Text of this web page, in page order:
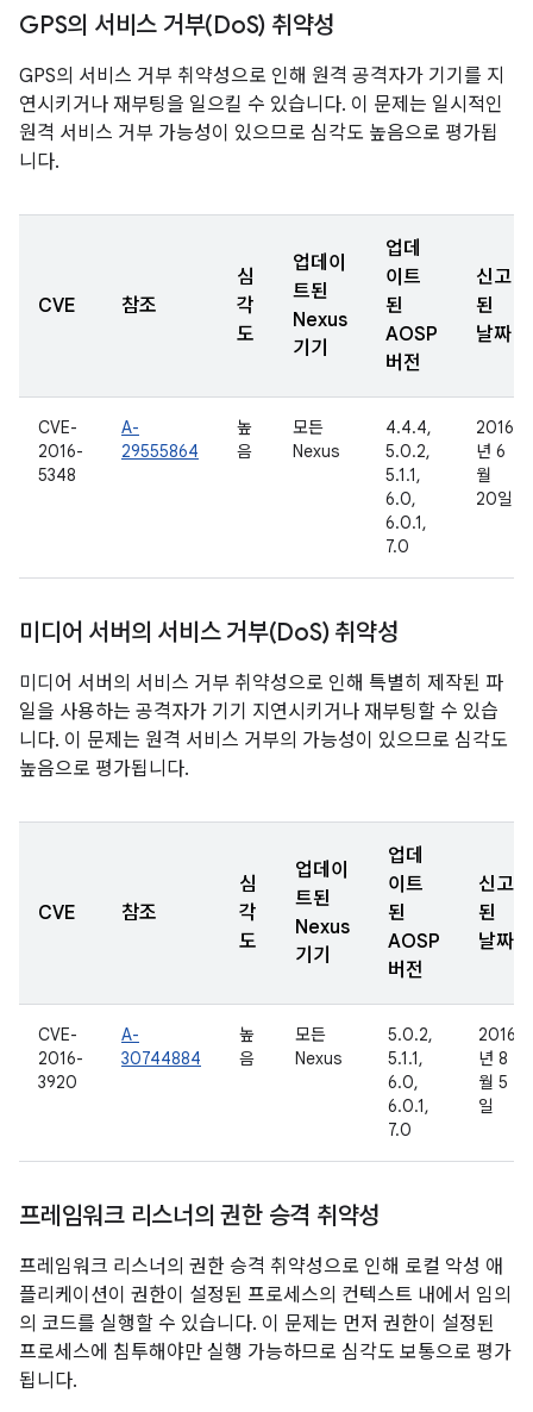
GPS의 서비스 거부(DoS) 취약성
GPS의 서비스 거부 취약성으로 인해 원격 공격자가 기기를 지
연시키거나 재부팅을 일으킬 수 있습니다. 이 문제는 일시적인
원격 서비스 거부 가능성이 있으므로 심각도 높음으로 평가됩
니다.
CVE 참조
심
각
도
업데이
트된
Nexus
기기
업데
이트
된
AOSP
버전
신고
된
날짜
CVE-
2016-
5348
A-
29555864
높
음
모든
Nexus
4.4.4,
5.0.2,
5.1.1,
6.0,
6.0.1,
7.0
2016
년 6
월
20일
미디어 서버의 서비스 거부(DoS) 취약성
미디어 서버의 서비스 거부 취약성으로 인해 특별히 제작된 파
일을 사용하는 공격자가 기기 지연시키거나 재부팅할 수 있습
니다. 이 문제는 원격 서비스 거부의 가능성이 있으므로 심각도
높음으로 평가됩니다.
CVE 참조
심
각
도
업데이
트된
Nexus
기기
업데
이트
된
AOSP
버전
신고
된
날짜
CVE-
2016-
3920
A-
30744884
높
음
모든
Nexus
5.0.2,
5.1.1,
6.0,
6.0.1,
7.0
2016
년 8
월 5
일
프레임워크 리스너의 권한 승격 취약성
프레임워크 리스너의 권한 승격 취약성으로 인해 로컬 악성 애
플리케이션이 권한이 설정된 프로세스의 컨텍스트 내에서 임의
의 코드를 실행할 수 있습니다. 이 문제는 먼저 권한이 설정된
프로세스에 침투해야만 실행 가능하므로 심각도 보통으로 평가
됩니다.